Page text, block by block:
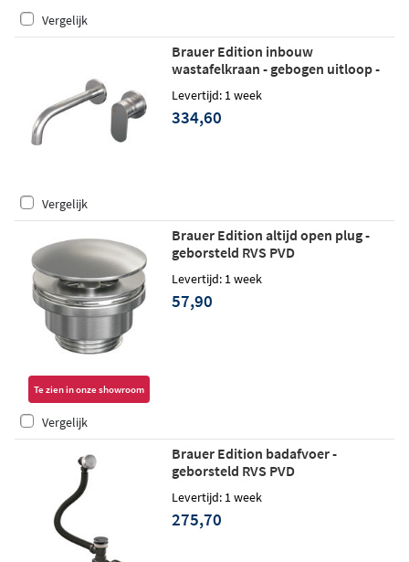
Vergelijk
Brauer Edition inbouw
wastafelkraan - gebogen uitloop -
geborsteld RVS PVD
Levertijd: 1 week
334,60
Vergelijk
Te zien in onze showroom
Brauer Edition altijd open plug -
geborsteld RVS PVD
Levertijd: 1 week
57,90
Vergelijk
Brauer Edition badafvoer -
geborsteld RVS PVD
Levertijd: 1 week
275,70